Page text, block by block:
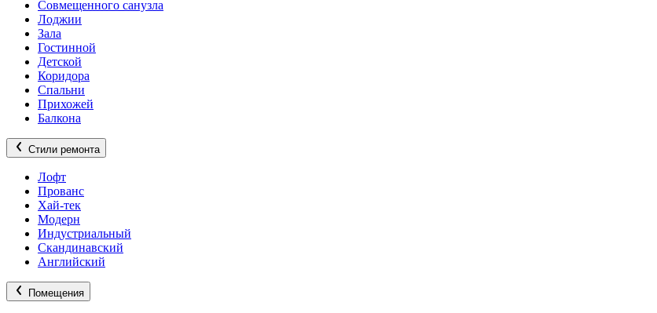
Совмещенного санузла
Лоджии
Зала
Гостинной
Детской
Коридора
Спальни
Прихожей
Балкона
Стили ремонта
Лофт
Прованс
Хай-тек
Модерн
Индустриальный
Скандинавский
Английский
Помещения